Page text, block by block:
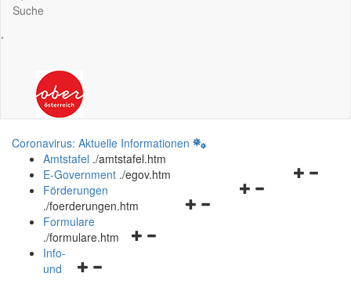
Suche
.
Coronavirus: Aktuelle Informationen
Amtstafel ./amtstafel.htm
Navigationsmenü
E-Government ./egov.htm
Navigationsmenü
Förderungen
./foerderungen.htm
Navigationsmenü
Formulare
./formulare.htm
Navigationsmenü
Info-
und